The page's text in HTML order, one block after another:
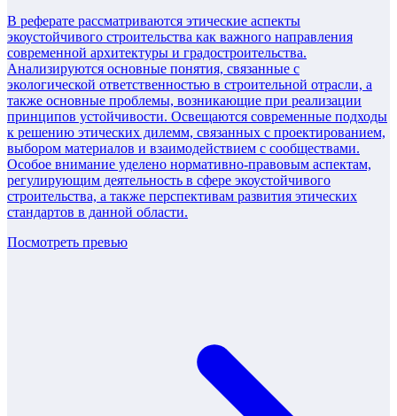
В реферате рассматриваются этические аспекты
экоустойчивого строительства как важного направления
современной архитектуры и градостроительства.
Анализируются основные понятия, связанные с
экологической ответственностью в строительной отрасли, а
также основные проблемы, возникающие при реализации
принципов устойчивости. Освещаются современные подходы
к решению этических дилемм, связанных с проектированием,
выбором материалов и взаимодействием с сообществами.
Особое внимание уделено нормативно-правовым аспектам,
регулирующим деятельность в сфере экоустойчивого
строительства, а также перспективам развития этических
стандартов в данной области.
Посмотреть превью